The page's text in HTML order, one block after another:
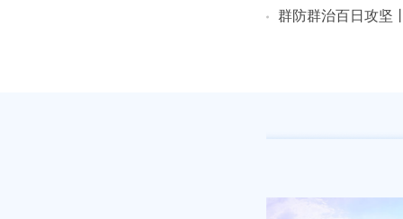
群防群治百日攻坚丨区农委召